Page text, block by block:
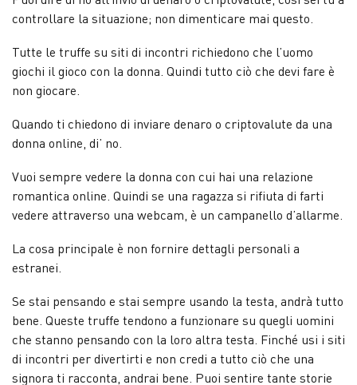
controllare la situazione; non dimenticare mai questo.
Tutte le truffe su siti di incontri richiedono che l’uomo
giochi il gioco con la donna. Quindi tutto ciò che devi fare è
non giocare.
Quando ti chiedono di inviare denaro o criptovalute da una
donna online, di’ no.
Vuoi sempre vedere la donna con cui hai una relazione
romantica online. Quindi se una ragazza si rifiuta di farti
vedere attraverso una webcam, è un campanello d’allarme.
La cosa principale è non fornire dettagli personali a
estranei.
Se stai pensando e stai sempre usando la testa, andrà tutto
bene. Queste truffe tendono a funzionare su quegli uomini
che stanno pensando con la loro altra testa. Finché usi i siti
di incontri per divertirti e non credi a tutto ciò che una
signora ti racconta, andrai bene. Puoi sentire tante storie